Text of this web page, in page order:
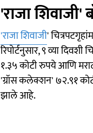
'राजा
'राजा शिवाजी'
रिपोर्टनुसार, ९ व्या
१.३५ कोटी रुपये आणि
'ग्रॉस कलेक्शन' ७२.९१
झाले आहे.